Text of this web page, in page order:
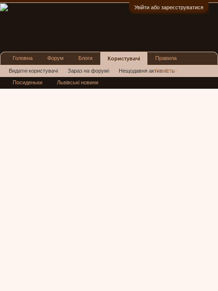
Увійти або зареєструватися
Головна Форум Блоги Користувачі
Видатні користувачі Зараз на форумі Нещодавня активність
Нові повідомлення профілю
Правила
Реклама
Посиденьки Львівські новини